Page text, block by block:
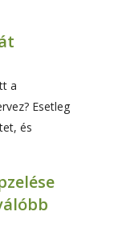
a
Esetleg
és